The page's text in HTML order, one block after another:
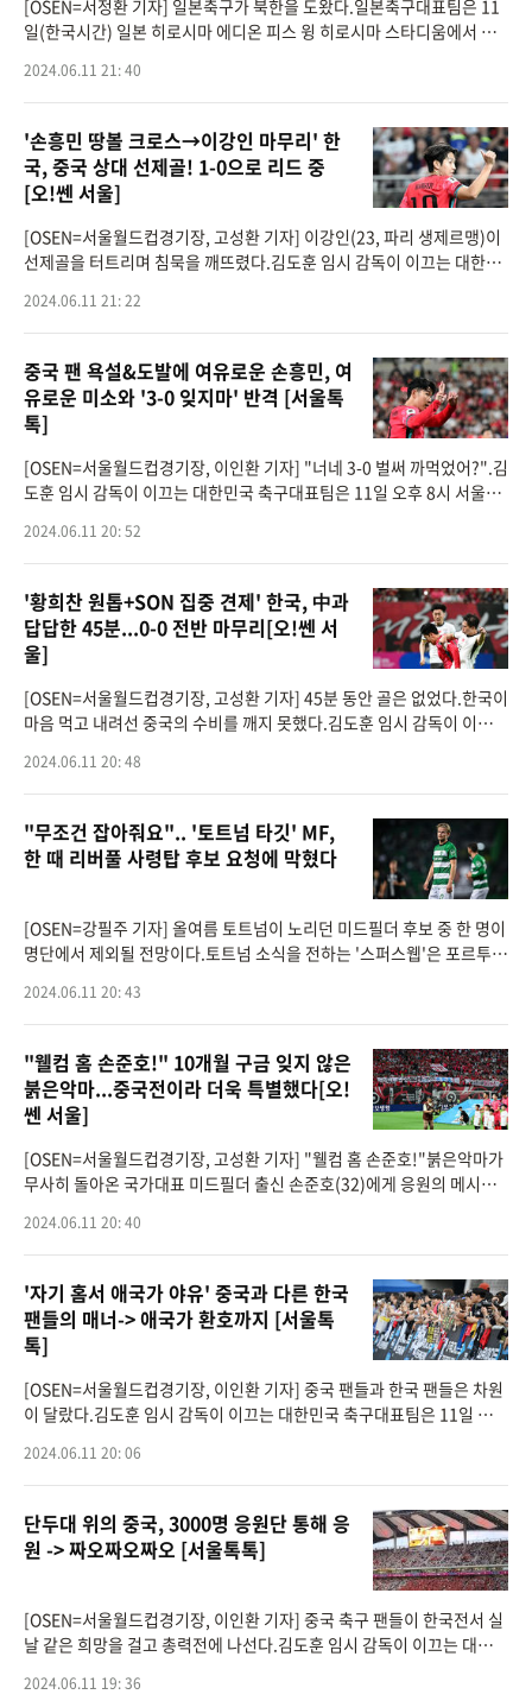
[OSEN=서정환 기자] 일본축구가 북한을 도왔다.일본축구대표팀은 11
일(한국시간) 일본 히로시마 에디온 피스 윙 히로시마 스타디움에서 개
를 5-0으로 대
2024.06.11 21: 40
'손흥민 땅볼 크로스→이강인 마무리' 한
국, 중국 상대 선제골! 1-0으로 리드 중
[오!쎈 서울]
[OSEN=서울월드컵경기장, 고성환 기자] 이강인(23, 파리 생제르맹)이
선제골을 터트리며 침묵을 깨뜨렸다.김도훈 임시 감독이 이끄는 대한민
축구연맹(FIFA) 북중
2024.06.11 21: 22
중국 팬 욕설&도발에 여유로운 손흥민, 여
유로운 미소와 '3-0 잊지마' 반격 [서울톡
톡]
[OSEN=서울월드컵경기장, 이인환 기자] "너네 3-0 벌써 까먹었어?".김
도훈 임시 감독이 이끄는 대한민국 축구대표팀은 11일 오후 8시 서울월
2차 예선 C조 6차
2024.06.11 20: 52
'황희찬 원톱+SON 집중 견제' 한국, 中과
답답한 45분...0-0 전반 마무리[오!쎈 서
울]
[OSEN=서울월드컵경기장, 고성환 기자] 45분 동안 골은 없었다.한국이
마음 먹고 내려선 중국의 수비를 깨지 못했다.김도훈 임시 감독이 이끄는
6 국제축구연맹
2024.06.11 20: 48
"무조건 잡아줘요".. '토트넘 타깃' MF,
한 때 리버풀 사령탑 후보 요청에 막혔다
[OSEN=강필주 기자] 올여름 토트넘이 노리던 미드필더 후보 중 한 명이
명단에서 제외될 전망이다.토트넘 소식을 전하는 '스퍼스웹'은 포르투갈
팅 CP)이 올여
2024.06.11 20: 43
"웰컴 홈 손준호!" 10개월 구금 잊지 않은
붉은악마...중국전이라 더욱 특별했다[오!
쎈 서울]
[OSEN=서울월드컵경기장, 고성환 기자] "웰컴 홈 손준호!"붉은악마가
무사히 돌아온 국가대표 미드필더 출신 손준호(32)에게 응원의 메시지
8시 서울
2024.06.11 20: 40
'자기 홈서 애국가 야유' 중국과 다른 한국
팬들의 매너-> 애국가 환호까지 [서울톡
톡]
[OSEN=서울월드컵경기장, 이인환 기자] 중국 팬들과 한국 팬들은 차원
이 달랐다.김도훈 임시 감독이 이끄는 대한민국 축구대표팀은 11일 오후
월드컵 아시아 2차 예
2024.06.11 20: 06
단두대 위의 중국, 3000명 응원단 통해 응
원 -> 짜오짜오짜오 [서울톡톡]
[OSEN=서울월드컵경기장, 이인환 기자] 중국 축구 팬들이 한국전서 실
날 같은 희망을 걸고 총력전에 나선다.김도훈 임시 감독이 이끄는 대한민
제축구연맹(FIFA)
2024.06.11 19: 36